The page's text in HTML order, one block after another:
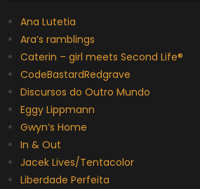
Ana Lutetia
Ara’s ramblings
Caterin – girl meets Second Life®
CodeBastardRedgrave
Discursos do Outro Mundo
Eggy Lippmann
Gwyn’s Home
In & Out
Jacek Lives/Tentacolor
Liberdade Perfeita